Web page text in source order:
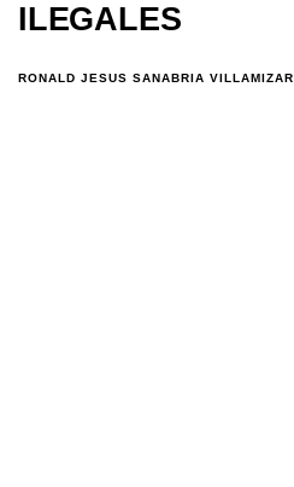
ILEGALES
RONALD JESUS SANABRIA VILLAMIZAR